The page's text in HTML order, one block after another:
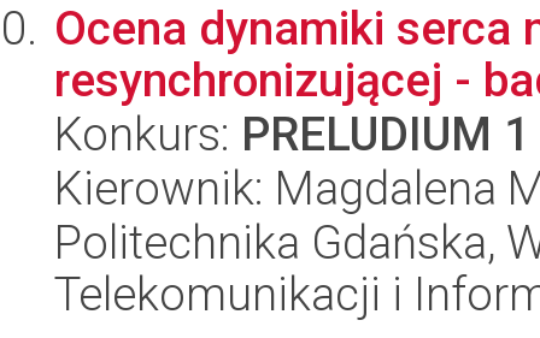
Ocena dynamiki serca
resynchronizującej -
Konkurs: PRELUDIUM 1
Kierownik: Magdalena
Politechnika Gdańska,
Telekomunikacji i